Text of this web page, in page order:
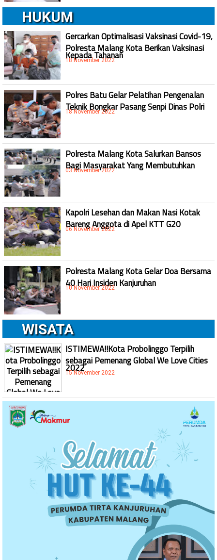
HUKUM
Gercarkan Optimalisasi Vaksinasi Covid-19,
Polresta Malang Kota Berikan Vaksinasi
Kepada Tahanan
18 November 2022
Polres Batu Gelar Pelatihan Pengenalan
Teknik Bongkar Pasang Senpi Dinas Polri
18 November 2022
Polresta Malang Kota Salurkan Bansos
Bagi Masyarakat Yang Membutuhkan
03 November 2022
Kapolri Lesehan dan Makan Nasi Kotak
Bareng Anggota di Apel KTT G20
06 November 2022
Polresta Malang Kota Gelar Doa Bersama
40 Hari Insiden Kanjuruhan
10 November 2022
WISATA
ISTIMEWA!!Kota Probolinggo Terpilih
sebagai Pemenang Global We Love Cities
2022
15 November 2022